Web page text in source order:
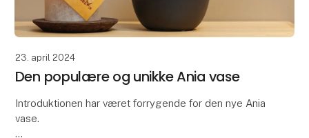
23. april 2024
Den populære og unikke Ania vase
Introduktionen har været forrygende for den nye Ania
vase.